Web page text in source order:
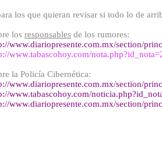
los que quieran revisar si todo lo de
los responsables de los rumores:
www.diariopresente.com.mx/section/
www.tabascohoy.com/
la Policía Cibernética:
www.diariopresente.com.mx/section/
www.tabascohoy.com/
www.diariopresente.com.mx/section/